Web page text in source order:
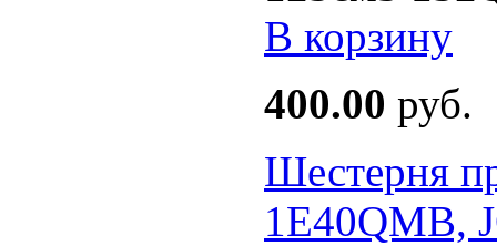
В корзину
400.00 руб.
Шестерня
1E40QMB,